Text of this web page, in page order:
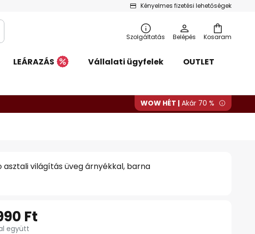
Kényelmes fizetési lehetőségek
Kosaram
Szolgáltatás Belépés
LEÁRAZÁS Vállalati ügyfelek
OUTLET
WOW HÉT | Akár 70 %
asztali világítás üveg árnyékkal, barna
Ft
együtt